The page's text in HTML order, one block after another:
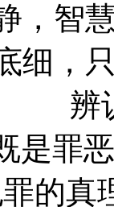
，智
细，
辨
罪恶
的真